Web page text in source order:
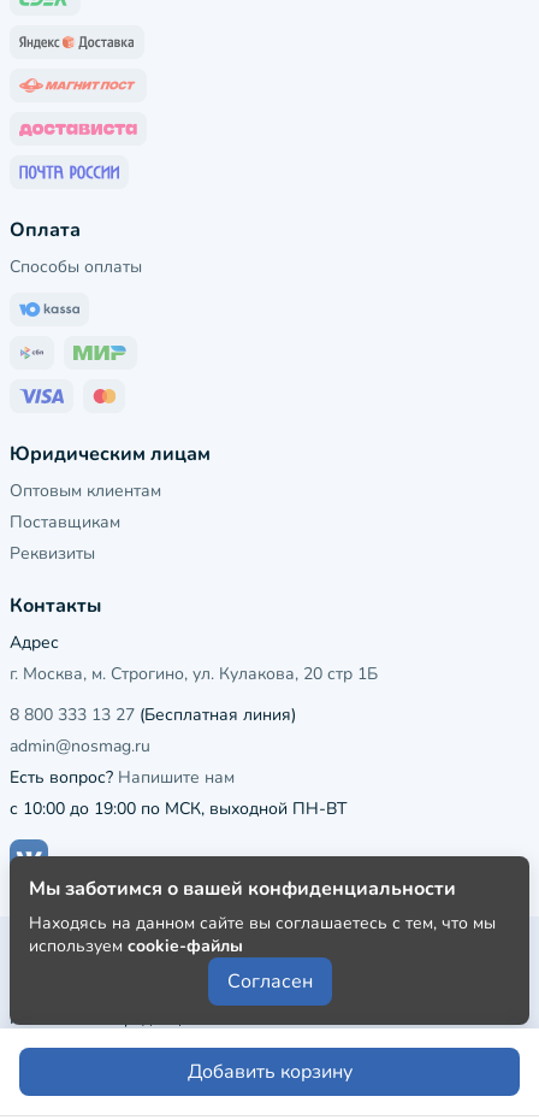
Добавить корзину
Оплата
Способы оплаты
Юридическим лицам
Оптовым клиентам
Поставщикам
Реквизиты
Контакты
Адрес
г. Москва, м. Строгино, ул. Кулакова, 20 стр 1Б
8 800 333 13 27 (Бесплатная линия)
admin@nosmag.ru
Есть вопрос? Напишите нам
с 10:00 до 19:00 по МСК, выходной ПН-ВТ
Публичная оферта
Пользовательское соглашение
Политика конфиденциальности
Мы заботимся о вашей конфиденциальности
Находясь на данном сайте вы соглашаетесь с тем, что мы
используем cookie-файлы
Согласен